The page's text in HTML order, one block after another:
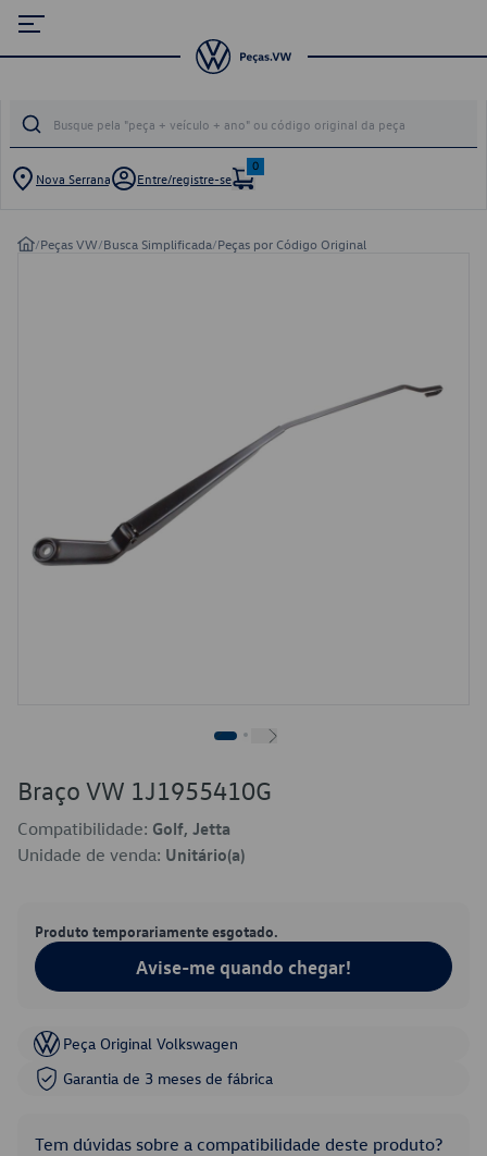
Nova Serrana Entre/registre-se
0
/Peças VW/Busca Simplificada/Peças por Código Original
Braço VW 1J1955410G
Compatibilidade: Golf, Jetta
Unidade de venda: Unitário(a)
Produto temporariamente esgotado.
Avise-me quando chegar!
Peça Original Volkswagen
Garantia de 3 meses de fábrica
Tem dúvidas sobre a compatibilidade deste produto?